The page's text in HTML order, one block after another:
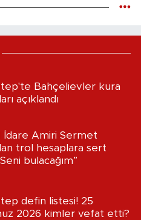
Bahçelievler kura
açıklandı
İdare Amiri Sermet
trol hesaplara sert
bulacağım”
defin listesi! 25
2026 kimler vefat etti?